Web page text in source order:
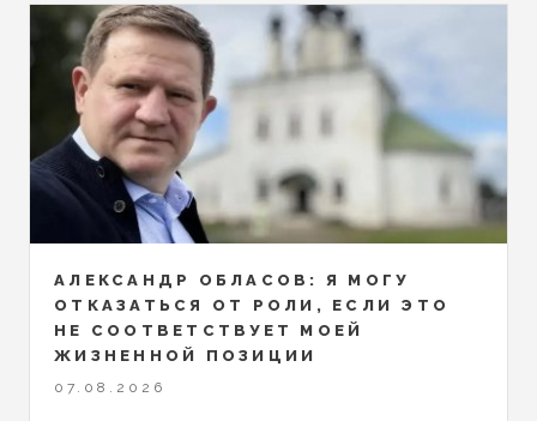
АЛЕКСАНДР ОБЛАСОВ: Я МОГУ
ОТКАЗАТЬСЯ ОТ РОЛИ, ЕСЛИ ЭТО
НЕ СООТВЕТСТВУЕТ МОЕЙ
ЖИЗНЕННОЙ ПОЗИЦИИ
07.08.2026